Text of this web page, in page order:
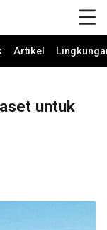
Artikel
untuk